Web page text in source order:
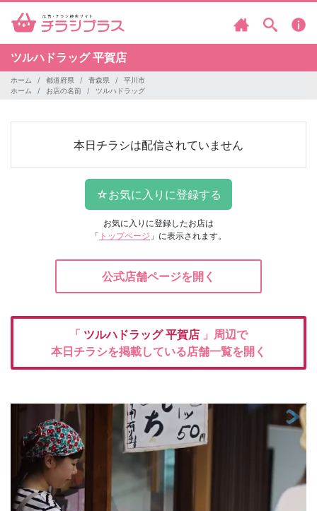
ツルハドラッグ平賀店
ホーム 都道府県 青森県
平川市
ホーム
お店の名前 ツルハドラッグ
本日チラシは配信されていません
お気に入りに登録したお店は
「 トップページ 」に表示されます。
公式店舗ページを開く
「 ツルハドラッグ平賀店 」周辺で
本日チラシを掲載している店舗一覧を開く